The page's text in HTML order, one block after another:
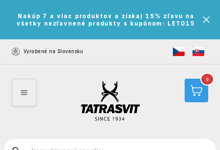
Nakúp 7 a viac produktov a získaj 15% zľavu na
všetky nezľavnené produkty s kupónom: LETO15
Vyrobené na Slovensku
0